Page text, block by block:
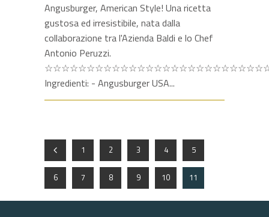
Angusburger, American Style! Una ricetta
gustosa ed irresistibile, nata dalla
collaborazione tra l'Azienda Baldi e lo Chef
Antonio Peruzzi.
Ingredienti: - Angusburger USA
1 2 3 4 5
6 7 8 9 10 11